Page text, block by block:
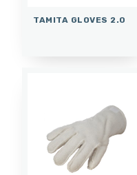
TAMITA GLOVES 2.0